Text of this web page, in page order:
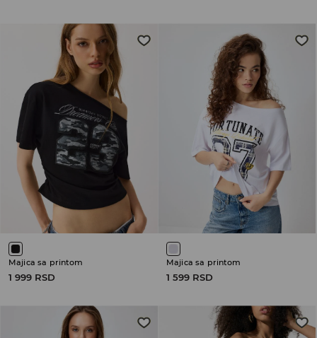
Majica sa printom
1 999 RSD
Majica sa printom
1 599 RSD